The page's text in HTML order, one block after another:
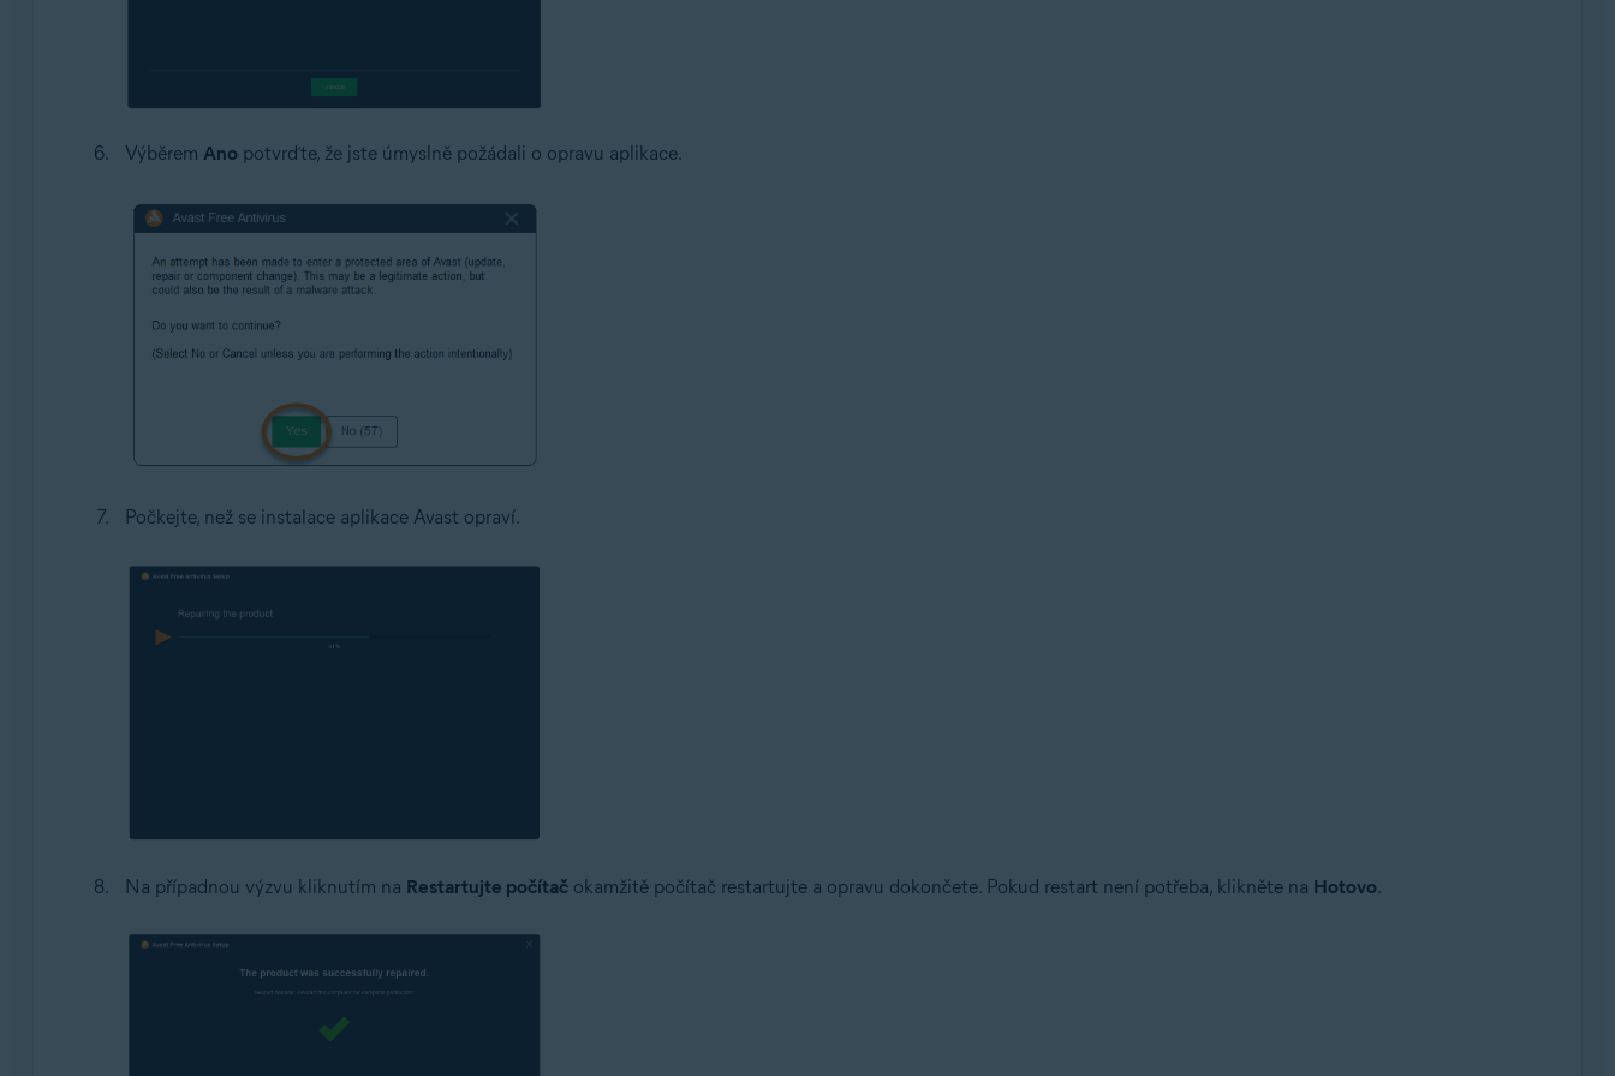
Výběrem Ano potvrďte, že jste úmyslně požádali o opravu aplikace.
Počkejte, než se instalace aplikace Avast opraví.
Na případnou výzvu kliknutím na Restartujte počítačokamžitě počítač restartujte a opravu dokončete. Pokud restart není potřeba, klikněte na Hotovo.